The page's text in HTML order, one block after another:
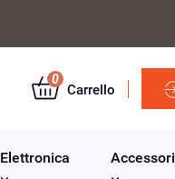
0
Carrello
Elettronica Accessori